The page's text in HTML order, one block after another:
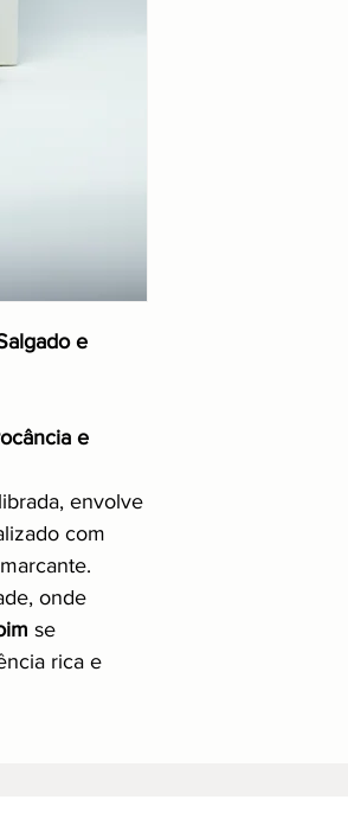
e
e
envolve
com
onde
se
rica e